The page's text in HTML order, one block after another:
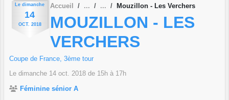
Le dimanche
14
OCT. 2018
Accueil Mouzillon - Les Verchers
MOUZILLON - LES
VERCHERS
Coupe de France, 3ème tour
Le dimanche 14 oct. 2018 de 15h à 17h
Féminine sénior A